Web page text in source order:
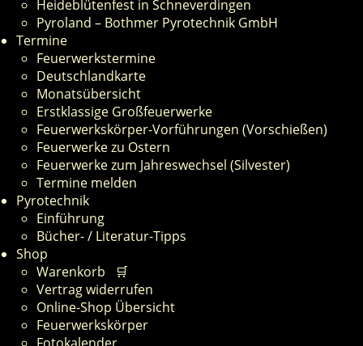
Heideblütenfest in Schneverdingen
Pyroland – Bothmer Pyrotechnik GmbH
Termine
Feuerwerkstermine
Deutschlandkarte
Monatsübersicht
Erstklassige Großfeuerwerke
Feuerwerkskörper-Vorführungen (Vorschießen)
Feuerwerke zu Ostern
Feuerwerke zum Jahreswechsel (Silvester)
Termine melden
Pyrotechnik
Einführung
Bücher- / Literatur-Tipps
Shop
Warenkorb 🛒
Vertrag widerrufen
Online-Shop Übersicht
Feuerwerkskörper